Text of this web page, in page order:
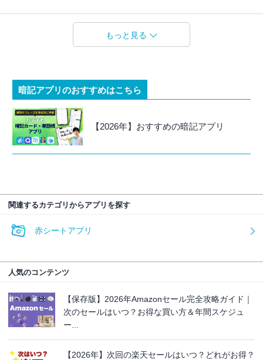
もっと見る
暗記アプリのおすすめはこちら
【2026年】おすすめの暗記アプリ
関連するカテゴリからアプリを探す
赤シートアプリ
人気のコンテンツ
【保存版】2026年Amazonセール完全攻略ガイド｜
次のセールはいつ？お得な買い方＆年間スケジュ
ー...
【2026年】次回の楽天セールはいつ？どれがお得？